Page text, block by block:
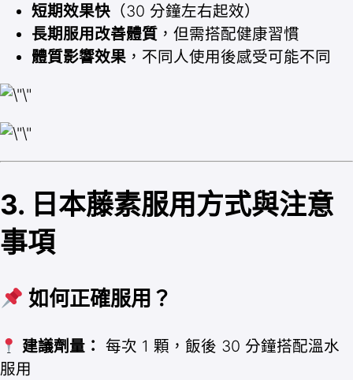
短期效果快 （30 分鐘左右起效）
長期服用改善體質 ，但需搭配健康習慣
體質影響效果 ，不同人使用後感受可能不同
3. 日本藤素服用方式與注意
事項
如何正確服用？
建議劑量： 每次 1 顆，飯後 30 分鐘搭配溫水
服用